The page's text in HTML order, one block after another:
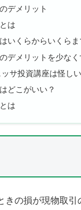
デメリット
は
いくらからいくらま
デメリットを少な
サ投資講座は怪し
どこがいい？
は
の損が現物取